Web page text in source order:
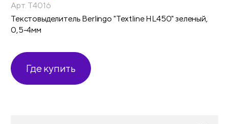
Арт. T4016
Текстовыделитель Berlingo "Textline HL450" зеленый,
0,5-4мм
Где купить